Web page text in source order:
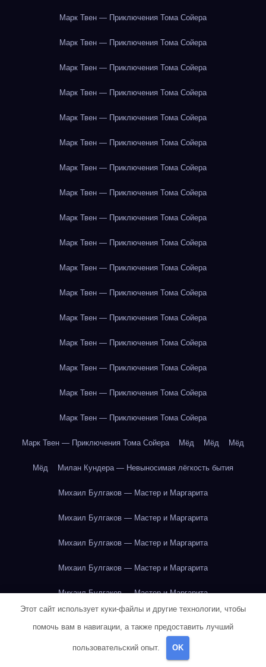
Марк Твен — Приключения Тома Сойера
Марк Твен — Приключения Тома Сойера
Марк Твен — Приключения Тома Сойера
Марк Твен — Приключения Тома Сойера
Марк Твен — Приключения Тома Сойера
Марк Твен — Приключения Тома Сойера
Марк Твен — Приключения Тома Сойера
Марк Твен — Приключения Тома Сойера
Марк Твен — Приключения Тома Сойера
Марк Твен — Приключения Тома Сойера
Марк Твен — Приключения Тома Сойера
Марк Твен — Приключения Тома Сойера
Марк Твен — Приключения Тома Сойера
Марк Твен — Приключения Тома Сойера
Марк Твен — Приключения Тома Сойера
Марк Твен — Приключения Тома Сойера
Марк Твен — Приключения Тома Сойера
Марк Твен — Приключения Тома Сойера Мёд Мёд Мёд
Мёд Милан Кундера — Невыносимая лёгкость бытия
Михаил Булгаков — Мастер и Маргарита
Михаил Булгаков — Мастер и Маргарита
Михаил Булгаков — Мастер и Маргарита
Михаил Булгаков — Мастер и Маргарита
Михаил Булгаков — Мастер и Маргарита
Михаил Булгаков — Мастер и Маргарита
Этот сайт использует куки-файлы и другие технологии, чтобы
помочь вам в навигации, а также предоставить лучший
пользовательский опыт. OK